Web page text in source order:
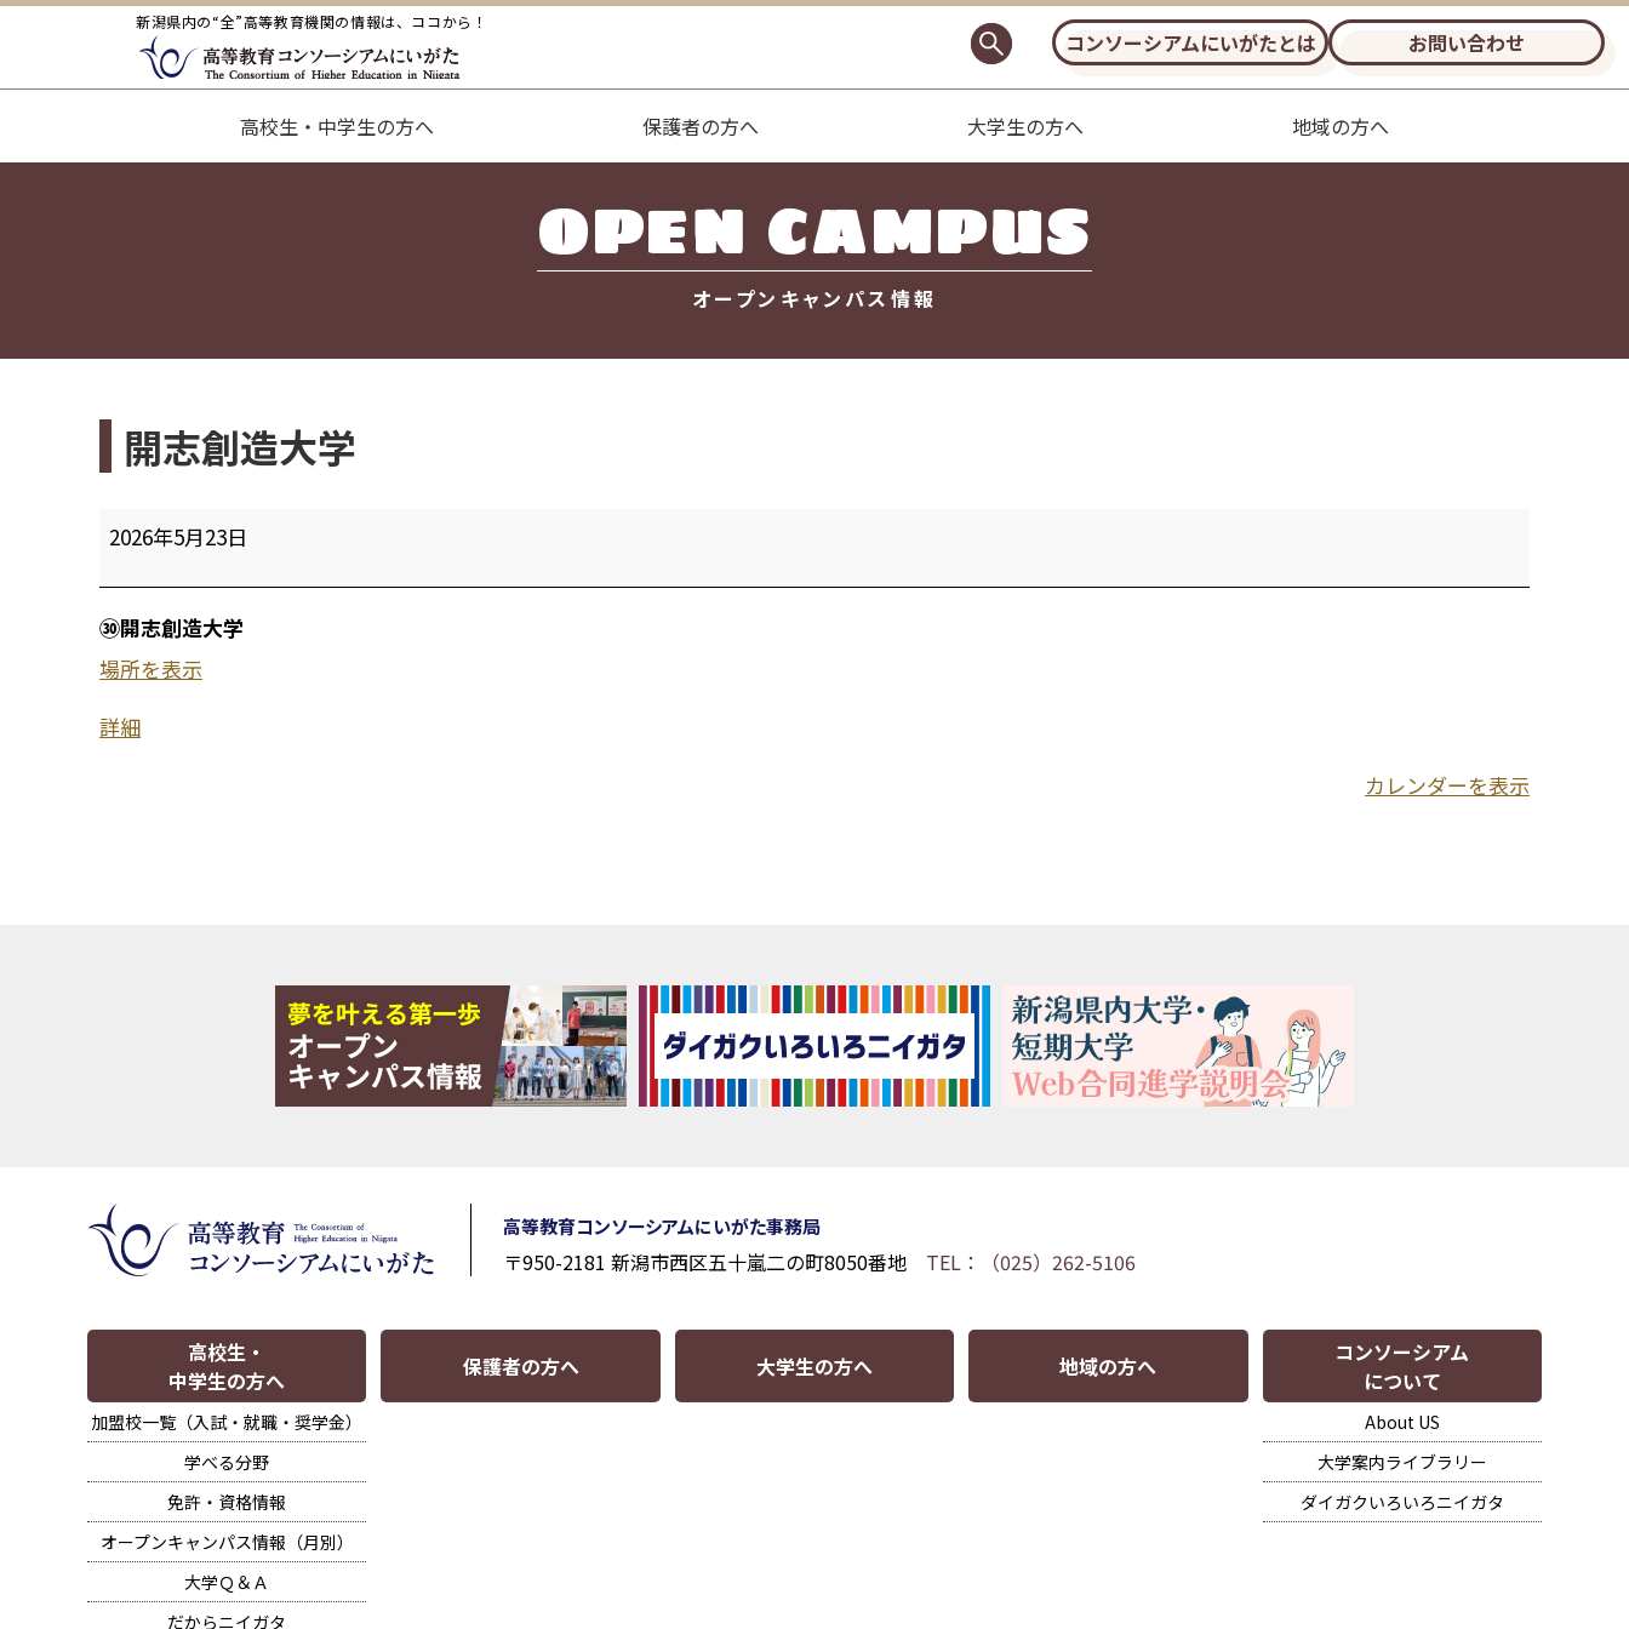
新潟県内の“全”高等教育機関の情報は、ココから！
コンソーシアムにいがたとは お問い合わせ
高校生・中学生の方へ 保護者の方へ 大学生の方へ 地域の方へ
OPEN CAMPUS
オープンキャンパス情報
開志創造大学
開
創
造
学
2026年5月23日
㉚開志創造大学
場所を表示
詳細
カレンダーを表示
高等教育コンソーシアムにいがた事務局
〒950-2181 新潟市西区五十嵐二の町8050番地 TEL：（025）262-5106
高校生・
中学生の方へ
加盟校一覧（入試・就職・奨学金）
学べる分野
免許・資格情報
オープンキャンパス情報（月別）
大学Ｑ＆Ａ
だからニイガタ
保護者の方へ 大学生の方へ 地域の方へ
コンソーシアム
について
About US
大学案内ライブラリー
ダイガクいろいろニイガタ